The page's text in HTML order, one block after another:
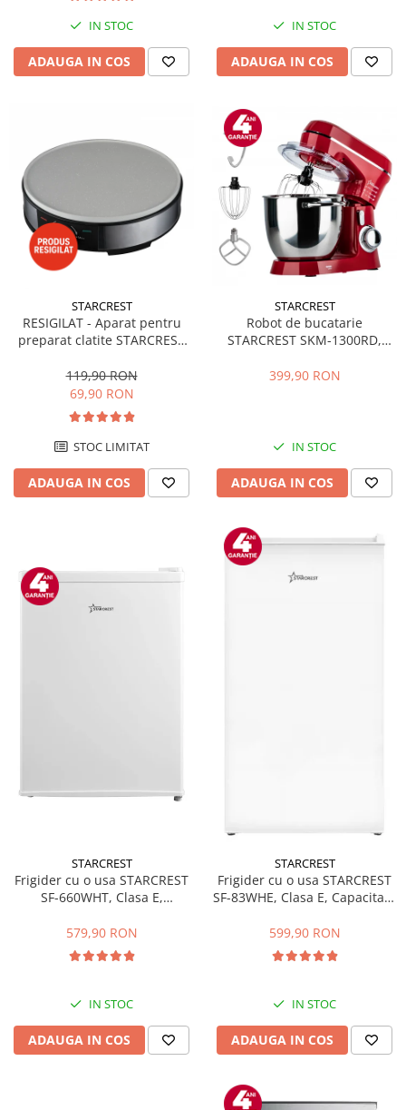
IN STOC
ADAUGA IN COS
IN STOC
ADAUGA IN COS
STARCREST
RESIGILAT - Aparat pentru
preparat clatite STARCREST
invelis ceramic antiaderent,
30 cm, Inox / Negru
119,90 RON
69,90 RON
STOC LIMITAT
ADAUGA IN COS
STARCREST
Robot de bucatarie
STARCREST SKM-1300RD,
Accesorii, 10 Viteze + Pulse,
399,90 RON
IN STOC
ADAUGA IN COS
STARCREST
Frigider cu o usa STARCREST
SF-660WHT, Clasa E,
579,90 RON
IN STOC
ADAUGA IN COS
STARCREST
Frigider cu o usa STARCREST
SF-83WHE, Clasa E, Capacitate
Compartiment gheata, H 85
cm, Alb
599,90 RON
IN STOC
ADAUGA IN COS